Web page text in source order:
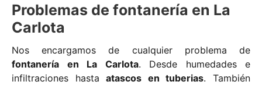
Problemas de fontanería en La
Carlota
Nos encargamos de cualquier problema de
fontanería en La Carlota. Desde humedades e
infiltraciones hastaatascos en tuberias. También